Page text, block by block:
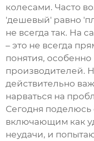
колесами. Часто
'дешевый' равно
не всегда так. На
– это не всегда
понятия, особенно
производителей.
действительно
нарваться на
Сегодня
включающим как
неудачи, и